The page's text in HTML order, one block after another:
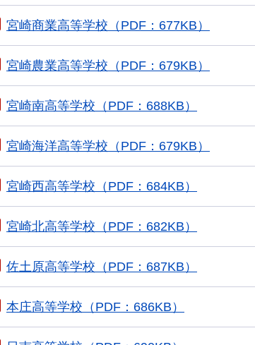
宮崎商業高等学校（PDF：677KB）
宮崎農業高等学校（PDF：679KB）
宮崎南高等学校（PDF：688KB）
宮崎海洋高等学校（PDF：679KB）
宮崎西高等学校（PDF：684KB）
宮崎北高等学校（PDF：682KB）
佐土原高等学校（PDF：687KB）
本庄高等学校（PDF：686KB）